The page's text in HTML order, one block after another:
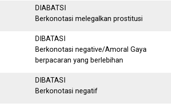
DIABATSI
Berkonotasi melegalkan prostitusi
DIBATASI
Berkonotasi negative/Amoral Gaya
berpacaran yang berlebihan
DIBATASI
Berkonotasi negatif